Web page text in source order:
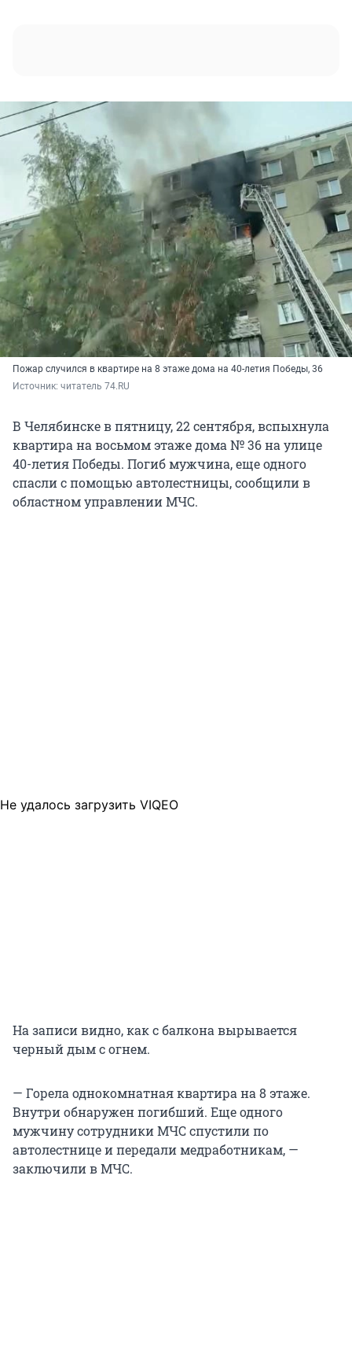
Пожар случился в квартире на 8 этаже дома на 40-летия Победы, 36
Источник: читатель 74.RU
В Челябинске в пятницу, 22 сентября, вспыхнула
квартира на восьмом этаже дома № 36 на улице
40-летия Победы. Погиб мужчина, еще одного
спасли с помощью автолестницы, сообщили в
областном управлении МЧС.
Не удалось загрузить VIQEO
На записи видно, как с балкона вырывается
черный дым с огнем.
— Горела однокомнатная квартира на 8 этаже.
Внутри обнаружен погибший. Еще одного
мужчину сотрудники МЧС спустили по
автолестнице и передали медработникам, —
заключили в МЧС.